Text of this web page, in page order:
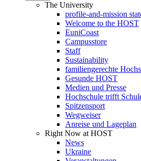
The University
profile-and-mission
Welcome to the HOST
EuniCoast
Campusstore
Staff
Sustainability
familiengerechte
Gesunde HOST
Medien und Presse
Hochschule trifft
Spitzensport
Wegweiser
Anreise und Lageplan
Right Now at HOST
News
Ukraine